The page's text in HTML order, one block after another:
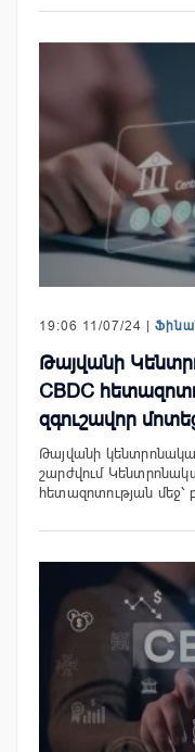
19:06 11/07/24 |
Թայվանի
CBDC
զգուշավոր
Թայվանի
շարժվում
հետազոտության մեջ՝